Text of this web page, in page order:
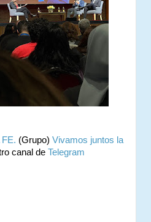
(Grupo) Vivamos juntos la
canal de Telegram